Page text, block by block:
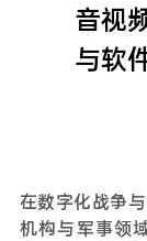
音视
与软
在数字化战争
机构与军事领